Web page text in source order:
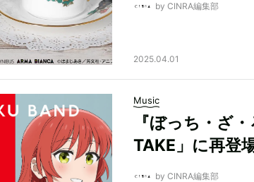
by CINRA編集部
2025.04.01
Music
『ぼっち・ざ
TAKE」に再登
by CINRA編集部